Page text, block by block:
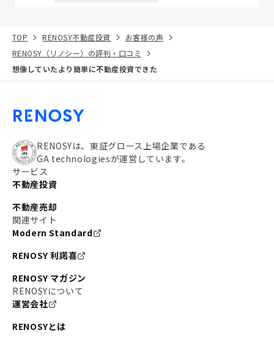
TOP RENOSY不動産投資
お客様の声
RENOSY（リノシー）の評判・口コミ
想像していたより簡単に不動産投資できた
RENOSYは、東証グロース上場企業である
GA technologiesが運営しています。
サービス
不動産投資
不動産売却
関連サイト
Modern Standard
RENOSY 利諾喜
RENOSY マガジン
RENOSYについて
運営会社
RENOSYとは